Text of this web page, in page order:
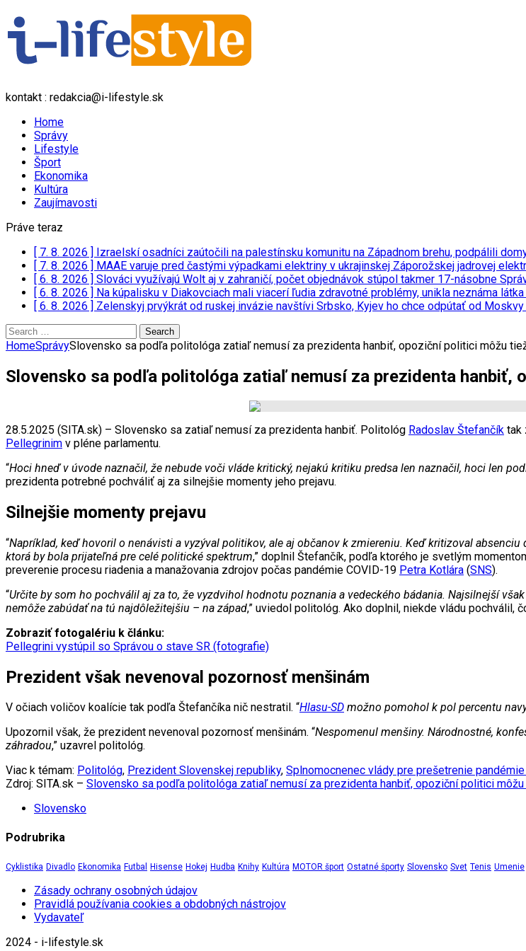
kontakt : redakcia@i-lifestyle.sk
Home
Správy
Lifestyle
Šport
Ekonomika
Kultúra
Zaujímavosti
Práve teraz
[ 7. 8. 2026 ] Izraelskí osadníci zaútočili na palestínsku komunitu na Západnom brehu, podpálili
[ 7. 8. 2026 ] MAAE varuje pred častými výpadkami elektriny v ukrajinskej Záporožskej jadrovej
[ 6. 8. 2026 ] Slováci využívajú Wolt aj v zahraničí, počet objednávok stúpol takmer 17-násobne
[ 6. 8. 2026 ] Na kúpalisku v Diakovciach mali viacerí ľudia zdravotné problémy, unikla neznáma látka
[ 6. 8. 2026 ] Zelenskyj prvýkrát od ruskej invázie navštívi Srbsko, Kyjev ho chce odpútať od Moskvy
Search
for:
HomeSprávySlovensko sa podľa politológa zatiaľ nemusí za prezidenta hanbiť, opoziční politici môžu
Slovensko sa podľa politológa zatiaľ nemusí za prezidenta hanbiť,
28.5.2025 (SITA.sk) – Slovensko sa zatiaľ nemusí za prezidenta hanbiť. Politológ Radoslav Štefančík tak
Pellegrinim v pléne parlamentu.
“Hoci hneď v úvode naznačil, že nebude voči vláde kritický, nejakú kritiku predsa len naznačil, hoci len
prezidenta potrebné pochváliť aj za silnejšie momenty jeho prejavu.
Silnejšie momenty prejavu
“Napríklad, keď hovoril o nenávisti a vyzýval politikov, ale aj občanov k zmiereniu. Keď kritizoval
ktorá by bola prijateľná pre celé politické spektrum,” doplnil Štefančík, podľa ktorého je svetlým
preverenie procesu riadenia a manažovania zdrojov počas pandémie COVID-19 Petra Kotlára (SNS).
“Určite by som ho pochválil aj za to, že vyzdvihol hodnotu poznania a vedeckého bádania. Najsilnejší
nemôže zabúdať na tú najdôležitejšiu – na západ,” uviedol politológ. Ako doplnil, niekde vládu pochválil,
Zobraziť fotogalériu k článku:
Pellegrini vystúpil so Správou o stave SR (fotografie)
Prezident však nevenoval pozornosť menšinám
V očiach voličov koalície tak podľa Štefančíka nič nestratil. “Hlasu-SD možno pomohol k pol percentu
Upozornil však, že prezident nevenoval pozornosť menšinám. “Nespomenul menšiny. Národnostné,
záhradou,” uzavrel politológ.
Viac k témam: Politológ, Prezident Slovenskej republiky, Splnomocnenec vlády pre prešetrenie
Zdroj: SITA.sk – Slovensko sa podľa politológa zatiaľ nemusí za prezidenta hanbiť, opoziční politici
Slovensko
Podrubrika
Cyklistika Divadlo Ekonomika Futbal Hisense Hokej Hudba Knihy Kultúra MOTOR šport Ostatné športy Slovensko Svet Tenis Umenie
Zásady ochrany osobných údajov
Pravidlá používania cookies a obdobných nástrojov
Vydavateľ
2024 - i-lifestyle.sk